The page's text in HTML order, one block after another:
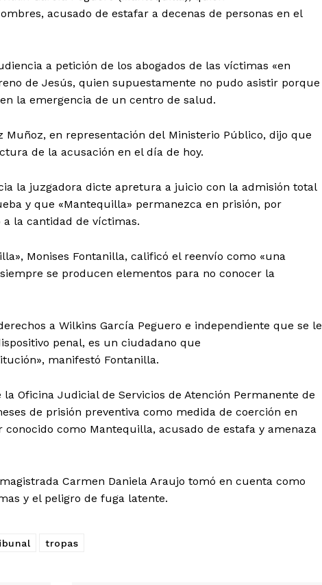
acusado de estafar a decenas de personas en el
a petición de los abogados de las víctimas «en
de Jesús, quien supuestamente no pudo asistir porque
la emergencia de un centro de salud.
Muñoz, en representación del Ministerio Público, dijo que
de la acusación en el día de hoy.
la juzgadora dicte apretura a juicio con la admisión total
y que «Mantequilla» permanezca en prisión, por
a la cantidad de víctimas.
Monises Fontanilla, calificó el reenvío como «una
se producen elementos para no conocer la
a Wilkins García Peguero e independiente que se le
penal, es un ciudadano que
manifestó Fontanilla.
Oficina Judicial de Servicios de Atención Permanente de
de prisión preventiva como medida de coerción en
como Mantequilla, acusado de estafa y amenaza
Carmen Daniela Araujo tomó en cuenta como
y el peligro de fuga latente.
tropas